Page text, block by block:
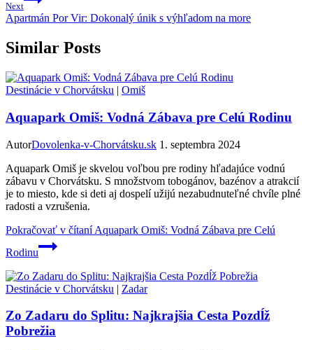
Next
Apartmán Por Vir: Dokonalý únik s výhľadom na more
Similar Posts
Destinácie v Chorvátsku | Omiš
Aquapark Omiš: Vodná Zábava pre Celú Rodinu
AutorDovolenka-v-Chorvátsku.sk 1. septembra 2024
Aquapark Omiš je skvelou voľbou pre rodiny hľadajúce vodnú
zábavu v Chorvátsku. S množstvom tobogánov, bazénov a atrakcií
je to miesto, kde si deti aj dospelí užijú nezabudnuteľné chvíle plné
radosti a vzrušenia.
Pokračovať v čítaníAquapark Omiš: Vodná Zábava pre Celú
Rodinu
Destinácie v Chorvátsku | Zadar
Zo Zadaru do Splitu: Najkrajšia Cesta Pozdĺž
Pobrežia